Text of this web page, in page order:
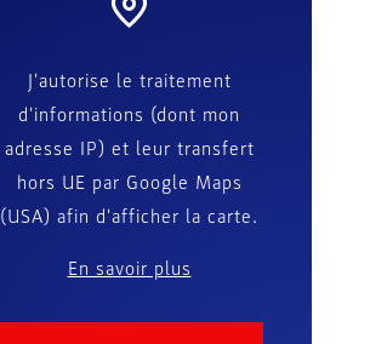
J'autorise le traitement
d'informations (dont mon
adresse IP) et leur transfert
hors UE par Google Maps
(USA) afin d'afficher la carte.
En savoir plus